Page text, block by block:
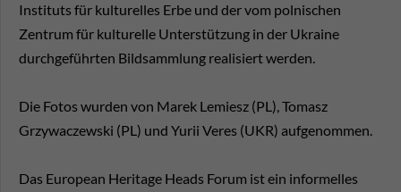
Instituts für kulturelles Erbe und der vom polnischen
Zentrum für kulturelle Unterstützung in der Ukraine
durchgeführten Bildsammlung realisiert werden.
Die Fotos wurden von Marek Lemiesz (PL), Tomasz
Grzywaczewski (PL) und Yurii Veres (UKR) aufgenommen.
Das European Heritage Heads Forum ist ein informelles